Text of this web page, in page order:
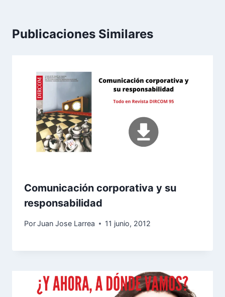
Publicaciones Similares
Comunicación corporativa y su
responsabilidad
PorJuan Jose Larrea 11 junio, 2012